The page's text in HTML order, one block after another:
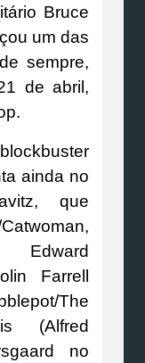
Bruce
um das
sempre,
de abril,
ainda no
que
Farrell
The
(Alfred
no